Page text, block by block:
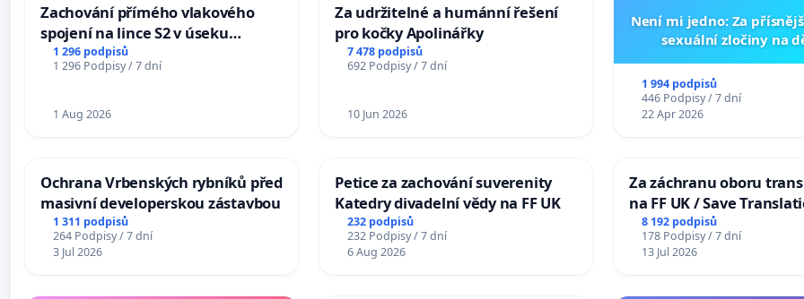
Zachování přímého vlakového
spojení na lince S2 v úseku
Ostrava – Bohumín – Karviná –
Mosty u Jablunkova
1 296 podpisů
1 296 Podpisy / 7 dní
1 Aug 2026
Za udržitelné a humánní řešení
pro kočky Apolinářky
7 478 podpisů
692 Podpisy / 7 dní
10 Jun 2026
Není mi jedno: Za
sexuální zločiny na
1 994 podpisů
446 Podpisy / 7 dní
22 Apr 2026
Ochrana Vrbenských rybníků před
masivní developerskou zástavbou
1 311 podpisů
264 Podpisy / 7 dní
3 Jul 2026
Petice za zachování suverenity
Katedry divadelní vědy na FF UK
232 podpisů
232 Podpisy / 7 dní
6 Aug 2026
Za záchranu oboru
na FF UK / Save
Studies at the Faculty of
Charles University
8 192 podpisů
178 Podpisy / 7 dní
13 Jul 2026